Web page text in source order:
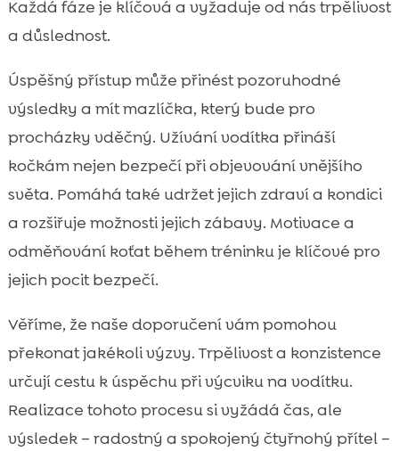
Každá fáze je klíčová a vyžaduje od nás trpělivost
a důslednost.
Úspěšný přístup může přinést pozoruhodné
výsledky a mít mazlíčka, který bude pro
procházky vděčný. Užívání vodítka přináší
kočkám nejen bezpečí při objevování vnějšího
světa. Pomáhá také udržet jejich zdraví a kondici
a rozšiřuje možnosti jejich zábavy. Motivace a
odměňování koťat během tréninku je klíčové pro
jejich pocit bezpečí.
Věříme, že naše doporučení vám pomohou
překonat jakékoli výzvy. Trpělivost a konzistence
určují cestu k úspěchu při výcviku na vodítku.
Realizace tohoto procesu si vyžádá čas, ale
výsledek – radostný a spokojený čtyřnohý přítel –